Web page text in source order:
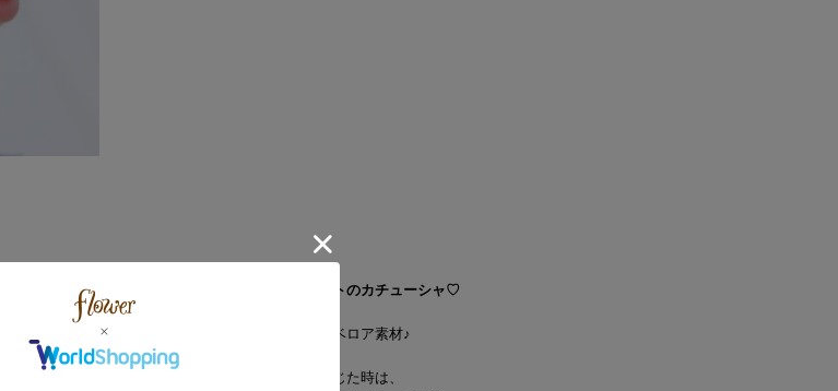
ウェーブデザインがアクセントのカチューシャ♡
秋冬シーズンに取り入れたいベロア素材♪
コーデに何か物足りないと感じた時は、